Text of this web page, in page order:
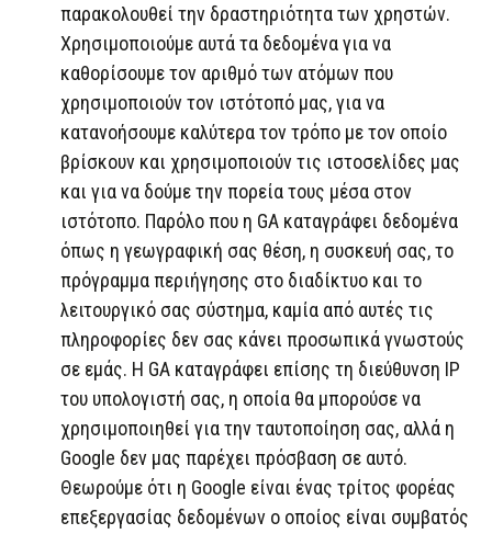
παρακολουθεί την δραστηριότητα των χρηστών.
Χρησιμοποιούμε αυτά τα δεδομένα για να
καθορίσουμε τον αριθμό των ατόμων που
χρησιμοποιούν τον ιστότοπό μας, για να
κατανοήσουμε καλύτερα τον τρόπο με τον οποίο
βρίσκουν και χρησιμοποιούν τις ιστοσελίδες μας
και για να δούμε την πορεία τους μέσα στον
ιστότοπο. Παρόλο που η GA καταγράφει δεδομένα
όπως η γεωγραφική σας θέση, η συσκευή σας, το
πρόγραμμα περιήγησης στο διαδίκτυο και το
λειτουργικό σας σύστημα, καμία από αυτές τις
πληροφορίες δεν σας κάνει προσωπικά γνωστούς
σε εμάς. Η GA καταγράφει επίσης τη διεύθυνση IP
του υπολογιστή σας, η οποία θα μπορούσε να
χρησιμοποιηθεί για την ταυτοποίηση σας, αλλά η
Google δεν μας παρέχει πρόσβαση σε αυτό.
Θεωρούμε ότι η Google είναι ένας τρίτος φορέας
επεξεργασίας δεδομένων ο οποίος είναι συμβατός